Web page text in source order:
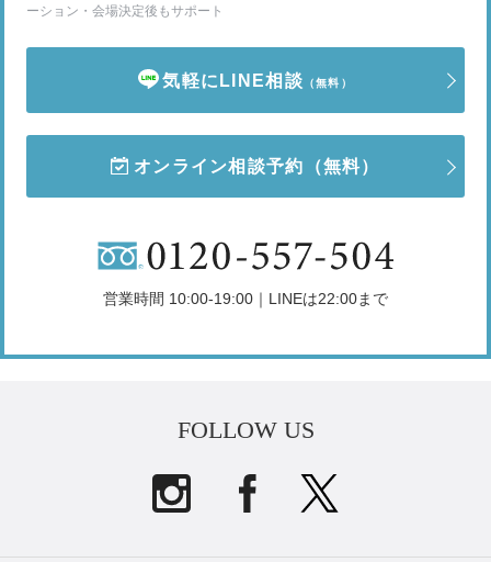
ーション・会場決定後もサポート
気軽にLINE相談 （無料）
オンライン相談予約 （無料）
営業時間 10:00-19:00｜LINEは22:00まで
FOLLOW US